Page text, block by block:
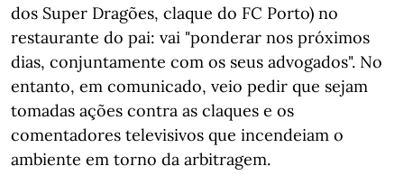
dos Super Dragões, claque do FC Porto) no
restaurante do pai: vai "ponderar nos próximos
dias, conjuntamente com os seus advogados". No
entanto, em comunicado, veio pedir que sejam
tomadas ações contra as claques e os
comentadores televisivos que incendeiam o
ambiente em torno da arbitragem.